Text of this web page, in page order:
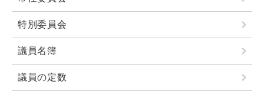
特別委員会
議員名簿
議員の定数